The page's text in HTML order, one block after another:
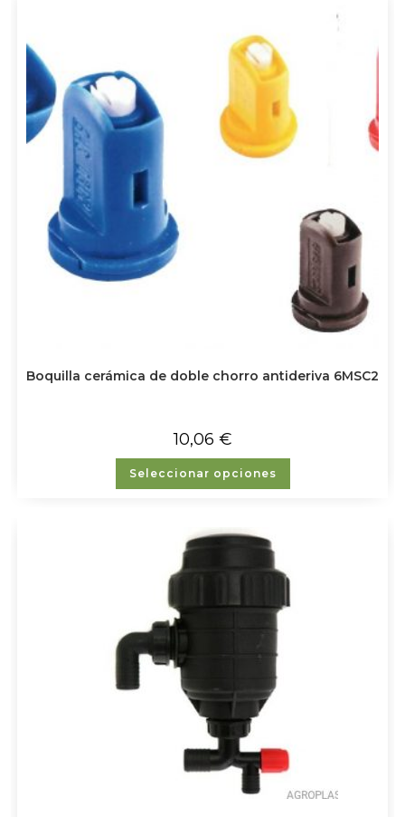
Boquilla cerámica de doble chorro antideriva 6MSC2
10,06 €
Seleccionar opciones